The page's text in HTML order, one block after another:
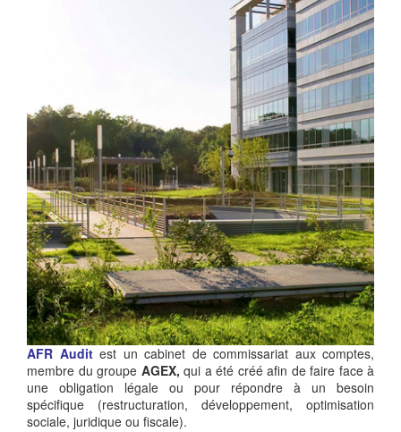
AFR Auditest un cabinet de commissariat aux comptes,
membre du groupe AGEX, qui a été créé afin de faire face à
une obligation légale ou pour répondre à un besoin
spécifique (restructuration, développement, optimisation
sociale, juridique ou fiscale).